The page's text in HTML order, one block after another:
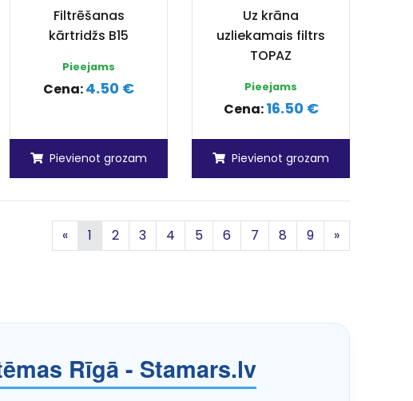
Filtrēšanas
kārtridžs B15
Pieejams
Cena:4.50 €
Pievienot grozam
Uz krāna
uzliekamais filtrs
TOPAZ
Pieejams
Cena:16.50 €
Pievienot grozam
«Iepriekšējā
1 2 3 4 5 6 7 8 9 »Nākamā
Rīgā - Stamars.lv